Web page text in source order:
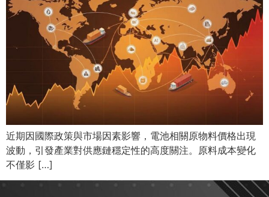
近期因國際政策與市場因素影響，電池相關原物料價格出現
波動，引發產業對供應鏈穩定性的高度關注。原料成本變化
不僅影 […]